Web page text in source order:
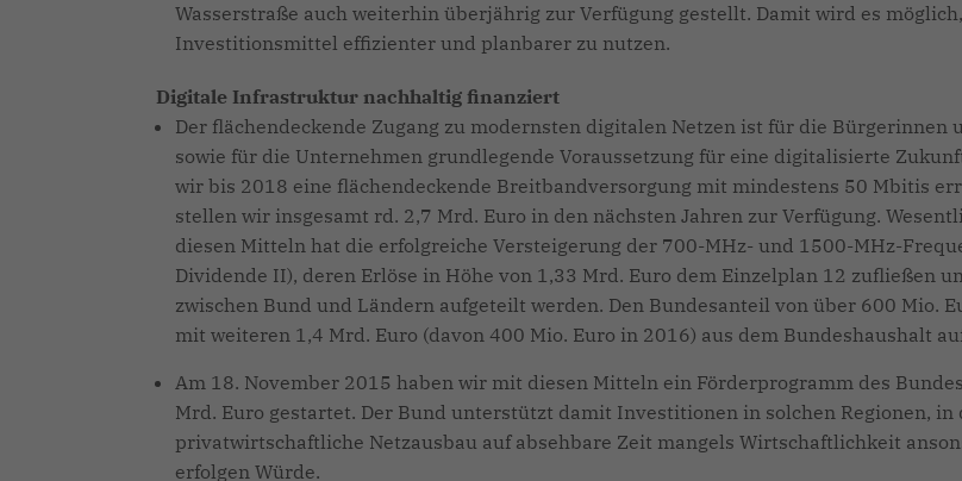
Wasserstraße auch weiterhin überjährig zur Verfügung gestellt. Damit wird es
Investitionsmittel effizienter und planbarer zu nutzen.
Digitale Infrastruktur nachhaltig finanziert
Der flächendeckende Zugang zu modernsten digitalen Netzen ist für die Bürgerinnen
sowie für die Unternehmen grundlegende Voraussetzung für eine digitalisierte
wir bis 2018 eine flächendeckende Breitbandversorgung mit mindestens 50 Mbitis
stellen wir insgesamt rd. 2,7 Mrd. Euro in den nächsten Jahren zur Verfügung.
diesen Mitteln hat die erfolgreiche Versteigerung der 700-MHz- und 1500-MHz-
Dividende II), deren Erlöse in Höhe von 1,33 Mrd. Euro dem Einzelplan 12 zufließen
zwischen Bund und Ländern aufgeteilt werden. Den Bundesanteil von über 600 Mio.
mit weiteren 1,4 Mrd. Euro (davon 400 Mio. Euro in 2016) aus dem Bundeshaushalt
Am 18. November 2015 haben wir mit diesen Mitteln ein Förderprogramm des
Mrd. Euro gestartet. Der Bund unterstützt damit Investitionen in solchen Regionen, in
privatwirtschaftliche Netzausbau auf absehbare Zeit mangels Wirtschaftlichkeit
erfolgen Würde.